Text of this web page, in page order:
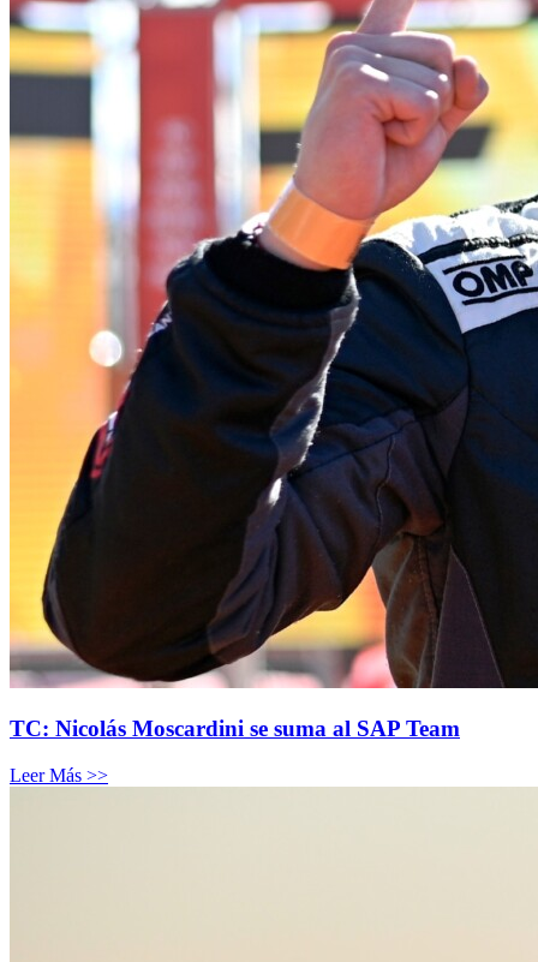
TC: Nicolás Moscardini se suma al SAP Team
Leer Más >>